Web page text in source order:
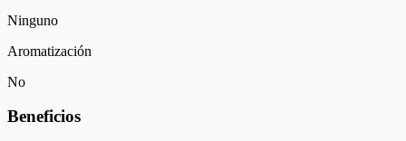
Ninguno
Aromatización
No
Beneficios